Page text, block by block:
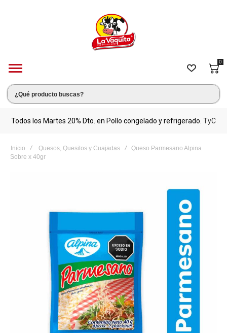
0
Todos los Martes 20% Dto. en Pollo congelado y refrigerado. TyC
Inicio Quesos, Quesitos y Cuajadas
Queso Parmesano Alpina
Sobre x 40gr